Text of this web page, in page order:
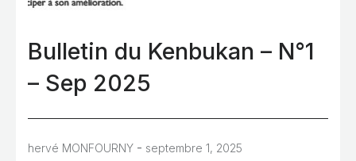
Bulletin du Kenbukan – N°1
– Sep 2025
hervé MONFOURNY - septembre 1, 2025